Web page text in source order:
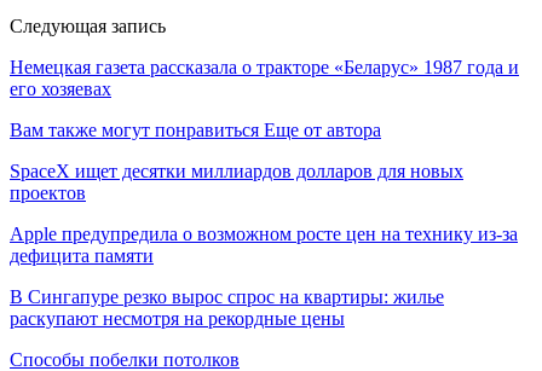
Следующая запись
Немецкая газета рассказала о тракторе «Беларус» 1987 года и
его хозяевах
Вам также могут понравиться Еще от автора
SpaceX ищет десятки миллиардов долларов для новых
проектов
Apple предупредила о возможном росте цен на технику из-за
дефицита памяти
В Сингапуре резко вырос спрос на квартиры: жилье
раскупают несмотря на рекордные цены
Способы побелки потолков